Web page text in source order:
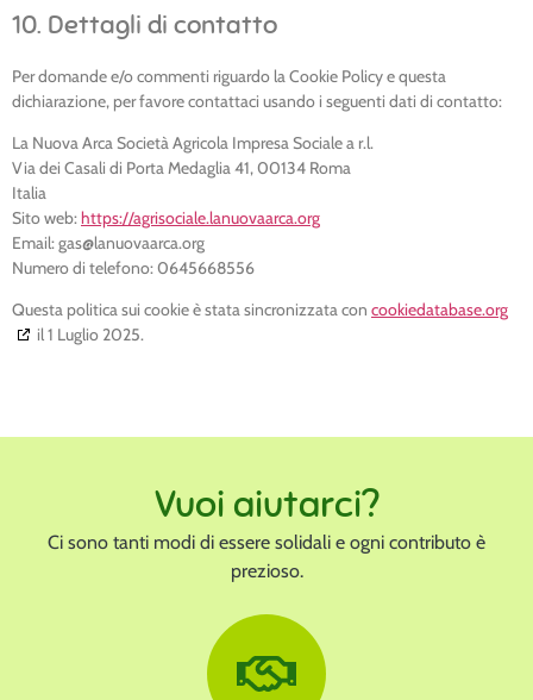
10. Dettagli di contatto
Per domande e/o commenti riguardo la Cookie Policy e questa
dichiarazione, per favore contattaci usando i seguenti dati di contatto:
La Nuova Arca Società Agricola Impresa Sociale a r.l.
Via dei Casali di Porta Medaglia 41, 00134 Roma
Italia
Sito web:https://agrisociale.lanuovaarca.org
Email:gas@lanuovaarca.org
Numero di telefono: 0645668556
Questa politica sui cookie è stata sincronizzata con cookiedatabase.org
il 1 Luglio 2025.
Vuoi aiutarci?
Ci sono tanti modi di essere solidali e ogni contributo è
prezioso.